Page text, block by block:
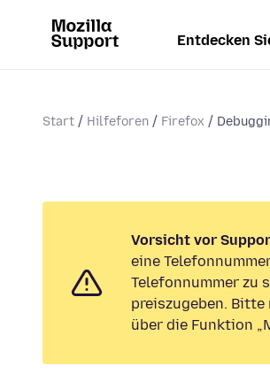
Entdecken
Start Hilfeforen Firefox
Vorsicht vor
eine
Telefonnummer zu
preiszugeben.
über die Funktion